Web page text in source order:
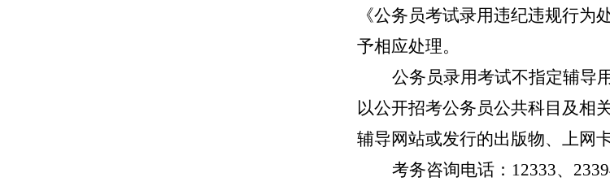
《公务员考试录用违纪违规行为
予相应处理。
公务员录用考试不指定辅导
以公开招考公务员公共科目及相
辅导网站或发行的出版物、上网
考务咨询电话： 12333、